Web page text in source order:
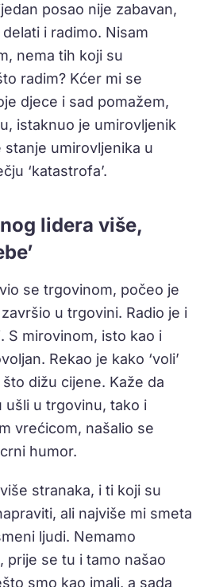
posao nije zabavan,
i radimo. Nisam
nema tih koji su
radim? Kćer mi se
djece i sad pomažem,
istaknuo je umirovljenik
stanje umirovljenika u
‘katastrofa’.
lidera više,
se trgovinom, počeo je
u trgovini. Radio je i
S mirovinom, isto kao i
Rekao je kako ‘voli’
što dižu cijene. Kaže da
ušli u trgovinu, tako i
vrećicom, našalio se
humor.
stranaka, i ti koji su
ali najviše mi smeta
ljudi. Nemamo
prije se tu i tamo našao
smo kao imali, a sada